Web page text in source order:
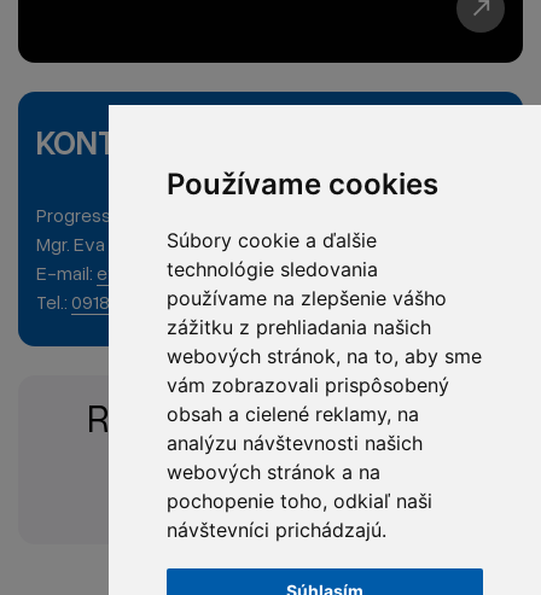
Používame cookies
Súbory cookie a ďalšie
technológie sledovania
používame na zlepšenie vášho
zážitku z prehliadania našich
webových stránok, na to, aby sme
vám zobrazovali prispôsobený
obsah a cielené reklamy, na
analýzu návštevnosti našich
webových stránok a na
pochopenie toho, odkiaľ naši
návštevníci prichádzajú.
Súhlasím
KONTAKT
Progress CA, s.r.o., Krivá 23, 040 01 Košice
Mgr. Eva Cibuľová
E-mail: eva.cibulova@progress.eu.sk
Tel.: 0918 435 547
Registrácia na kongres
Registrácia